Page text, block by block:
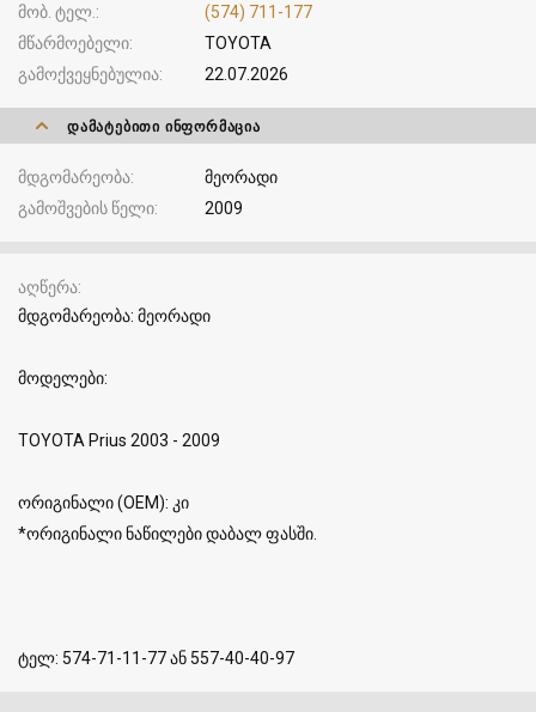
მობ. ტელ.
(574) 711-177
მწარმოებელი
TOYOTA
გამოქვეყნებულია
22.07.2026
ᲓᲐᲛᲐᲢᲔᲑᲘᲗᲘ ᲘᲜᲤᲝᲠᲛᲐᲪᲘᲐ
მდგომარეობა
მეორადი
გამოშვების წელი
2009
აღწერა
მდგომარეობა: მეორადი
მოდელები:
TOYOTA Prius 2003 - 2009
ორიგინალი (OEM): კი
*ორიგინალი ნაწილები დაბალ ფასში.
ტელ: 574-71-11-77 ან 557-40-40-97